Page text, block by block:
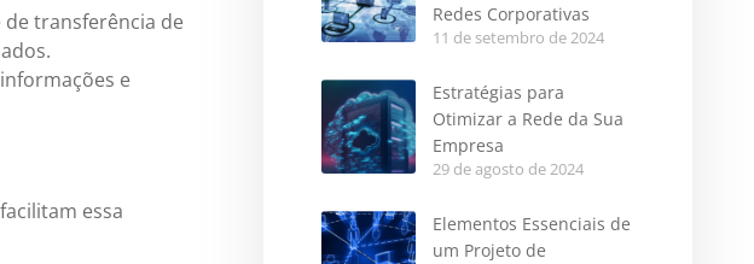
de transferência de
e
essa
Redes Corporativas
11 de setembro de 2024
Estratégias para
Otimizar a Rede da Sua
Empresa
29 de agosto de 2024
Elementos Essenciais de
um Projeto de